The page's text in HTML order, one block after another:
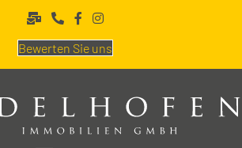
Bewerten Sie uns